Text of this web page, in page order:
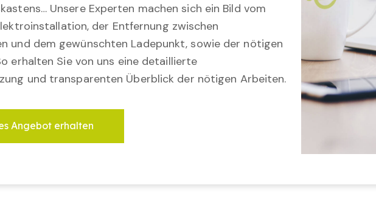
Unsere Experten machen sich ein Bild vom
der Entfernung zwischen
und dem gewünschten Ladepunkt, sowie der nötigen
erhalten Sie von uns eine detaillierte
und transparenten Überblick der nötigen Arbeiten.
Angebot erhalten